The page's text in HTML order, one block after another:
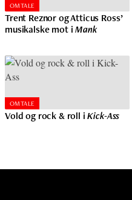
OMTALE
Trent Reznor og Atticus Ross’
musikalske mot iMank
OMTALE
Vold og rock & roll iKick-Ass